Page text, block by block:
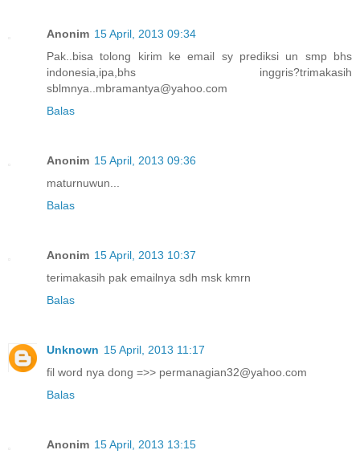
Anonim 15 April, 2013 09:34
Pak..bisa tolong kirim ke email sy prediksi un smp bhs
indonesia,ipa,bhs inggris?trimakasih
sblmnya..mbramantya@yahoo.com
Balas
Anonim 15 April, 2013 09:36
maturnuwun...
Balas
Anonim 15 April, 2013 10:37
terimakasih pak emailnya sdh msk kmrn
Balas
Unknown 15 April, 2013 11:17
fil word nya dong =>> permanagian32@yahoo.com
Balas
Anonim 15 April, 2013 13:15